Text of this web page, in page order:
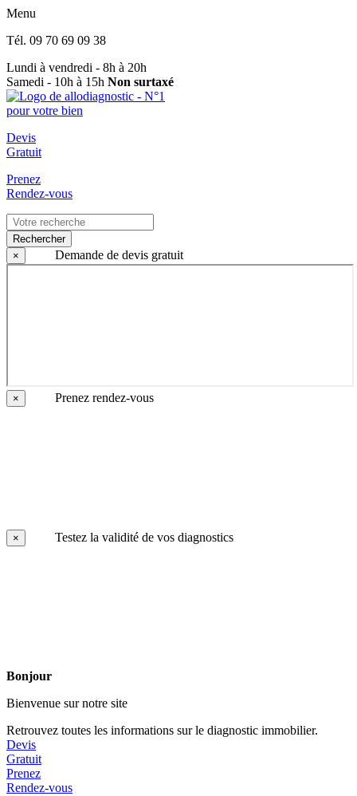
Menu
Tél. 09 70 69 09 38
Lundi à vendredi - 8h à 20h
Samedi - 10h à 15h Non surtaxé
Devis
Gratuit
Prenez
Rendez-vous
Rechercher
×
Demande de devis gratuit
× Prenez rendez-vous
× Testez la validité de vos diagnostics
Bonjour
Bienvenue sur notre site
Retrouvez toutes les informations sur le diagnostic immobilier.
Devis
Gratuit
Prenez
Rendez-vous